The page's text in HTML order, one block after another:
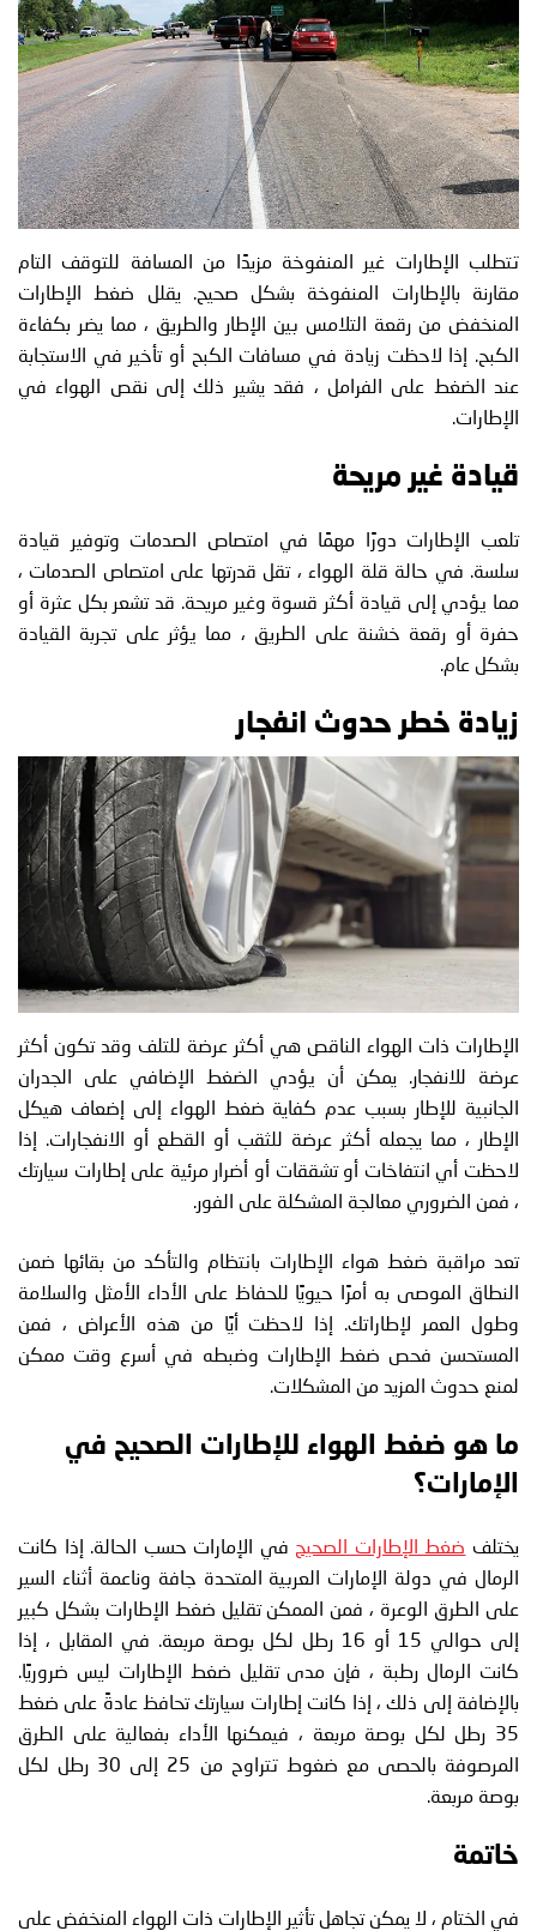
تتطلب الإطارات غير المنفوخة مزيدًا من المسافة للتوقف التام
مقارنة بالإطارات المنفوخة بشكل صحيح. يقلل ضغط الإطارات
المنخفض من رقعة التلامس بين الإطار والطريق ، مما يضر بكفاءة
الكبح. إذا لاحظت زيادة في مسافات الكبح أو تأخير في الاستجابة
عند الضغط على الفرامل ، فقد يشير ذلك إلى نقص الهواء في
الإطارات.
قيادة غير مريحة
تلعب الإطارات دورًا مهمًا في امتصاص الصدمات وتوفير قيادة
سلسة. في حالة قلة الهواء ، تقل قدرتها على امتصاص الصدمات ،
مما يؤدي إلى قيادة أكثر قسوة وغير مريحة. قد تشعر بكل عثرة أو
حفرة أو رقعة خشنة على الطريق ، مما يؤثر على تجربة القيادة
بشكل عام.
زيادة خطر حدوث انفجار
الإطارات ذات الهواء الناقص هي أكثر عرضة للتلف وقد تكون أكثر
عرضة للانفجار. يمكن أن يؤدي الضغط الإضافي على الجدران
الجانبية للإطار بسبب عدم كفاية ضغط الهواء إلى إضعاف هيكل
الإطار ، مما يجعله أكثر عرضة للثقب أو القطع أو الانفجارات. إذا
لاحظت أي انتفاخات أو تشققات أو أضرار مرئية على إطارات سيارتك
، فمن الضروري معالجة المشكلة على الفور.
تعد مراقبة ضغط هواء الإطارات بانتظام والتأكد من بقائها ضمن
النطاق الموصى به أمرًا حيويًا للحفاظ على الأداء الأمثل والسلامة
وطول العمر لإطاراتك. إذا لاحظت أيًا من هذه الأعراض ، فمن
المستحسن فحص ضغط الإطارات وضبطه في أسرع وقت ممكن
لمنع حدوث المزيد من المشكلات.
ما هو ضغط الهواء للإطارات الصحيح في
الإمارات؟
يختلف ضغط الإطارات الصحيح في الإمارات حسب الحالة. إذا كانت
الرمال في دولة الإمارات العربية المتحدة جافة وناعمة أثناء السير
على الطرق الوعرة ، فمن الممكن تقليل ضغط الإطارات بشكل كبير
إلى حوالي 15 أو 16 رطل لكل بوصة مربعة. في المقابل ، إذا
كانت الرمال رطبة ، فإن مدى تقليل ضغط الإطارات ليس ضروريًا.
بالإضافة إلى ذلك ، إذا كانت إطارات سيارتك تحافظ عادةً على ضغط
35 رطل لكل بوصة مربعة ، فيمكنها الأداء بفعالية على الطرق
المرصوفة بالحصى مع ضغوط تتراوح من 25 إلى 30 رطل لكل
بوصة مربعة.
خاتمة
في الختام ، لا يمكن تجاهل تأثير الإطارات ذات الهواء المنخفض على